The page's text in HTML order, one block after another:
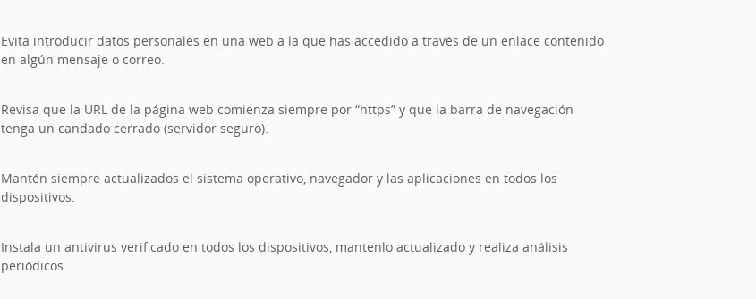
Evita introducir datos personales en una web a la que has accedido a través de un enlace contenido
en algún mensaje o correo.
Revisa que la URL de la página web comienza siempre por “https” y que la barra de navegación
tenga un candado cerrado (servidor seguro).
Mantén siempre actualizados el sistema operativo, navegador y las aplicaciones en todos los
dispositivos.
Instala un antivirus verificado en todos los dispositivos, mantenlo actualizado y realiza análisis
periódicos.